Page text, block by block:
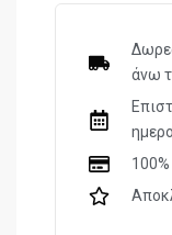
άνω